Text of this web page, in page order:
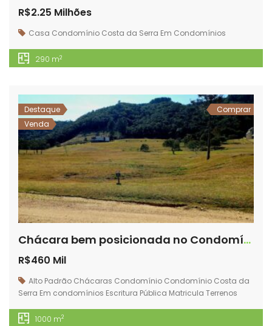
R$2.25 Milhões
Casa Condomínio Costa da Serra Em Condomínios
290 m2
Destaque
Venda
Comprar
Chácara bem posicionada no Condomínio Costa da Serra, com ótimo valor – NÃO PERCA! – Rancho Queimado – SC – F46
R$460 Mil
Alto Padrão Chácaras Condomínio Condomínio Costa da
Serra Em condomínios Escritura Pública Matricula Terrenos
1000 m2